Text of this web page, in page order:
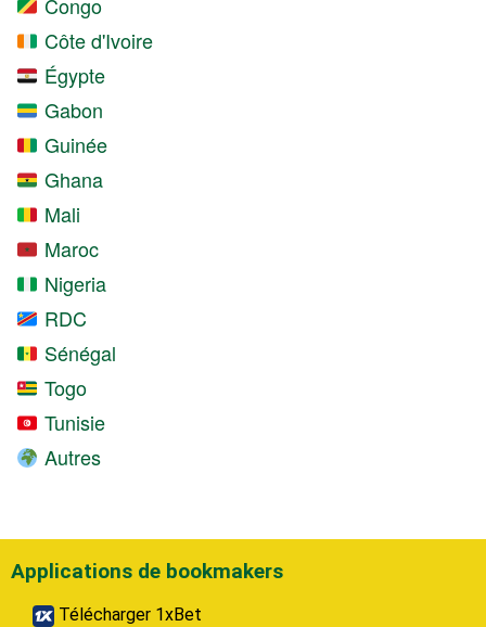
Côte d'Ivoire
Égypte
Gabon
Guinée
Ghana
Mali
Maroc
Nigeria
RDC
Sénégal
Togo
Tunisie
Autres
Applications de bookmakers
Télécharger 1xBet